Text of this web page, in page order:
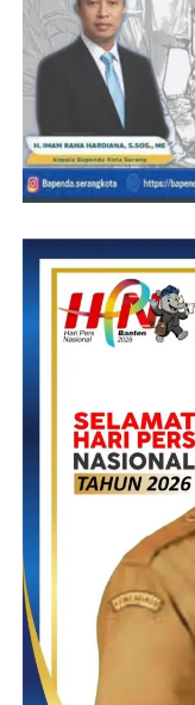
diruang kerjanya
semua stakeholder
Pone ikut berperan
membangun
itu, sambungnya akan
program-program
khusus Desa Pone
Karna menurut
wadah dan hadir
meningkatkan
bersama. BUMDes
dan dibentuk oleh
maka itu kita
dalam menjalankan
BUMDEs Moponuwa